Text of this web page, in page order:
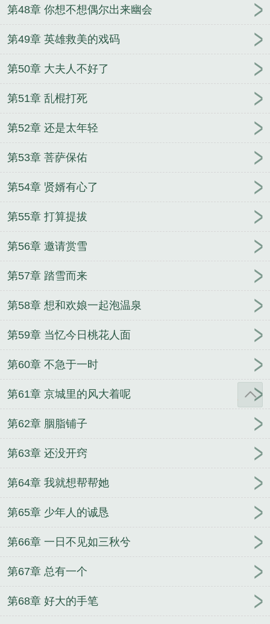
第48章 你想不想偶尔出来幽会
第49章 英雄救美的戏码
第50章 大夫人不好了
第51章 乱棍打死
第52章 还是太年轻
第53章 菩萨保佑
第54章 贤婿有心了
第55章 打算提拔
第56章 邀请赏雪
第57章 踏雪而来
第58章 想和欢娘一起泡温泉
第59章 当忆今日桃花人面
第60章 不急于一时
第61章 京城里的风大着呢
第62章 胭脂铺子
第63章 还没开窍
第64章 我就想帮帮她
第65章 少年人的诚恳
第66章 一日不见如三秋兮
第67章 总有一个
第68章 好大的手笔